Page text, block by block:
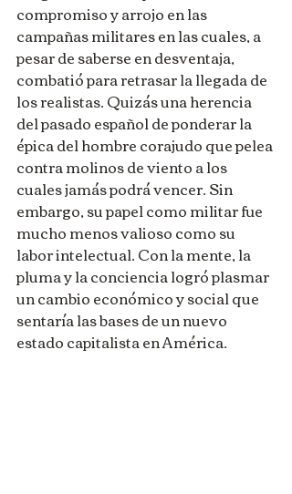
compromiso y arrojo en las
campañas militares en las cuales, a
pesar de saberse en desventaja,
combatió para retrasar la llegada de
los realistas. Quizás una herencia
del pasado español de ponderar la
épica del hombre corajudo que pelea
contra molinos de viento a los
cuales jamás podrá vencer. Sin
embargo, su papel como militar fue
mucho menos valioso como su
labor intelectual. Con la mente, la
pluma y la conciencia logró plasmar
un cambio económico y social que
sentaría las bases de un nuevo
estado capitalista en América.